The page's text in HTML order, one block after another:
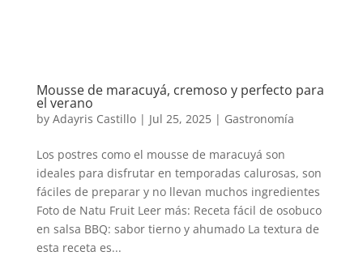
Mousse de maracuyá, cremoso y perfecto para
el verano
by Adayris Castillo| Jul 25, 2025| Gastronomía
Los postres como el mousse de maracuyá son
ideales para disfrutar en temporadas calurosas, son
fáciles de preparar y no llevan muchos ingredientes
Foto de Natu Fruit Leer más: Receta fácil de osobuco
en salsa BBQ: sabor tierno y ahumado La textura de
esta receta es...